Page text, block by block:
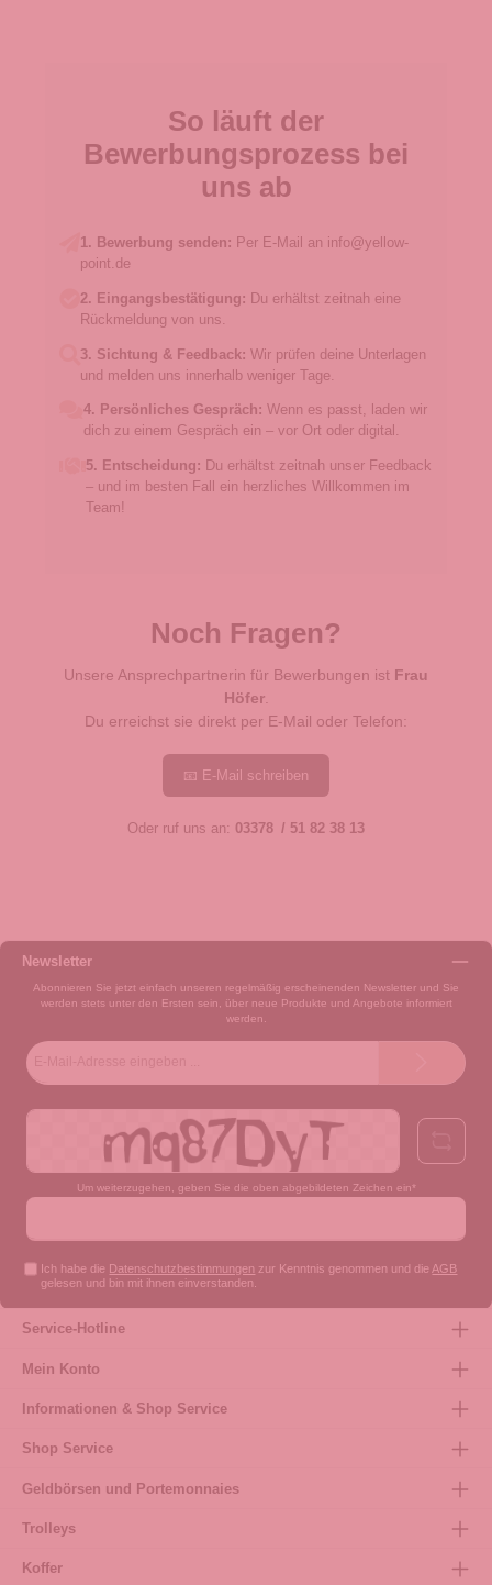
So läuft der
Bewerbungsprozess bei
uns ab
1. Bewerbung senden: Per E-Mail an info@yellow-
point.de
2. Eingangsbestätigung: Du erhältst zeitnah eine
Rückmeldung von uns.
3. Sichtung & Feedback: Wir prüfen deine Unterlagen
und melden uns innerhalb weniger Tage.
4. Persönliches Gespräch: Wenn es passt, laden wir
dich zu einem Gespräch ein – vor Ort oder digital.
5. Entscheidung: Du erhältst zeitnah unser Feedback
– und im besten Fall ein herzliches Willkommen im
Team!
Noch Fragen?
Unsere Ansprechpartnerin für Bewerbungen ist Frau
Höfer.
Du erreichst sie direkt per E-Mail oder Telefon:
📧 E-Mail schreiben
Oder ruf uns an: 03378 / 51 82 38 13
Newsletter
Abonnieren Sie jetzt einfach unseren regelmäßig erscheinenden Newsletter und Sie
werden stets unter den Ersten sein, über neue Produkte und Angebote informiert
werden.
Um weiterzugehen, geben Sie die oben abgebildeten Zeichen ein*
Ich habe die Datenschutzbestimmungen zur Kenntnis genommen und die AGB
gelesen und bin mit ihnen einverstanden.
Service-Hotline
Mein Konto
Informationen & Shop Service
Shop Service
Geldbörsen und Portemonnaies
Trolleys
Koffer